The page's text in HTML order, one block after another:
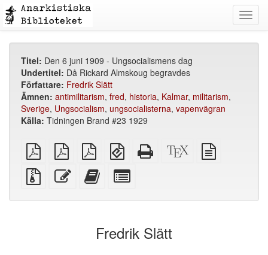
Titel: Den 6 juni 1909 - Ungsocialismens dag
Undertitel: Då Rickard Almskoug begravdes
Författare: Fredrik Slätt
Ämnen: antimilitarism, fred, historia, Kalmar, militarism,
Sverige, Ungsocialism, ungsocialisterna, vapenvägran
Källa: Tidningen Brand #23 1929
plain
PDF
A4
imposed
PDF
Letter
imposed
PDF
EPUB
(för
mobila
enheter)
Fristående
HTML
XeLaTeX
källa
Källfiler
med
Redigera
denna
Lägg
text
bokskaparen
for
bookbuilder
Fredrik Slätt